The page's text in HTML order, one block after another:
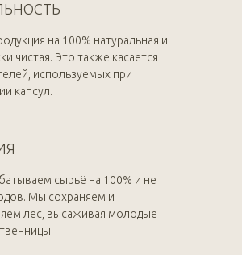
сырьё на 100% и не
Мы сохраняем и
лес, высаживая молодые
на 100% натуральная и
чистая. Это также касается
используемых при
капсул.